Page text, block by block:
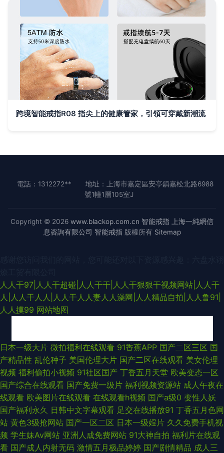
跨境智能戒指R08 指尖上的健康管家，引領可穿戴新潮流
電話：1312272**
地址：上海市嘉定區安亭鎮嘉松北路6988
號1幢1層105室J
Copyright © 2026 www.blackop.com.cn 智能戒指
上海一純網信
息咨詢有限公司 智能戒指版權所有 Sitemap
人人干97|人人干超碰|人人干干|人人干狠狠干视频网站|人人干
人|人人干人人|人人干人人妻人人澡网|人人精品自拍|人人鲁91|
人人摸99 网站地图
亚洲三级国产 操操黄了绿了 熟妇人妻一区二区 在线视频97 91视频首页入口
www视频 天美传媒69成人 亚洲成人WWW 97自拍在线 高清无码视频UL 狠
狠操天天操 美女超碰人人 人人操骚 天天干天天干 亚州污97 51豆花今日福利
91新片 操逼97 福利视频99 另类女同欧美 欧亚色图999 日美了片 香蕉91TV
日本一级大片 微拍福利在线观看 91香蕉APP 国产二区三区 国
产精品性 乱伦种子 美国伦理大片 国产二区在线观看 美女伦理
视频 福利偷拍小视频 91社区国产 丁香五月天堂 欧美变态一区
国产综合在线观看 国产免费一级片 福利视频资源站 成人午夜在
线观看 欧美图片在线观看 在线观看h视频 国产a级0 变性人妖
国产福利永久 日韩中文字幕观看 足交在线播放91 丁香五月色网
站 黄色3级抢网站 国产一区二区 日本一级婬片 久久免费手机视
频 学生妹Av网站 亚洲人成免费网站 91大神自拍 福利片在线观
看 国产成人内射无码 激情五月极品婷婷 国产剧情精品 成人三